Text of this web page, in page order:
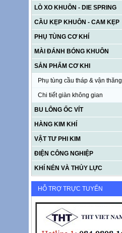
LÒ XO KHUÔN - DIE SPRING
CẦU KẸP KHUÔN - CAM KẸP
PHỤ TÙNG CƠ KHÍ
MÀI ĐÁNH BÓNG KHUÔN
SẢN PHẨM CƠ KHI
Phụ tùng cầu tháp & vận thăng
Chi tiết giàn không gian
BU LÔNG ỐC VÍT
HÀNG KIM KHÍ
VẬT TƯ PHI KIM
ĐIỆN CÔNG NGHIỆP
KHÍ NÉN VÀ THỦY LỰC
HỖ TRỢ TRỰC TUYẾN